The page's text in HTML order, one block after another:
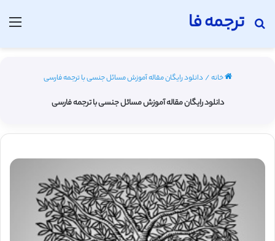
ترجمه فا
جستجو برای
خانه/ دانلود رایگان مقاله آموزش مسائل جنسی با ترجمه فارسی
دانلود رایگان مقاله آموزش مسائل جنسی با ترجمه فارسی